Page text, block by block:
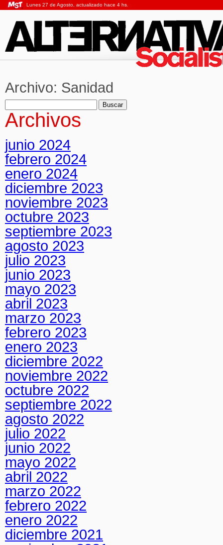
Lunes 27 de Agosto, actualizado hace 4 hs.
Archivo: Sanidad
Buscar:
Archivos
junio 2024
febrero 2024
enero 2024
diciembre 2023
noviembre 2023
octubre 2023
septiembre 2023
agosto 2023
julio 2023
junio 2023
mayo 2023
abril 2023
marzo 2023
febrero 2023
enero 2023
diciembre 2022
noviembre 2022
octubre 2022
septiembre 2022
agosto 2022
julio 2022
junio 2022
mayo 2022
abril 2022
marzo 2022
febrero 2022
enero 2022
diciembre 2021